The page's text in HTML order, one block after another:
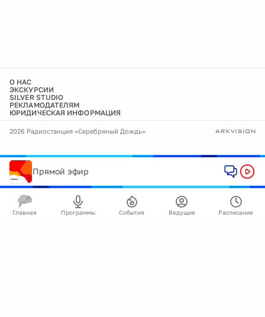
О НАС
ЭКСКУРСИИ
SILVER STUDIO
РЕКЛАМОДАТЕЛЯМ
ЮРИДИЧЕСКАЯ ИНФОРМАЦИЯ
2026 Радиостанция «Серебряный Дождь»
Прямой эфир
Главная Программы События Ведущие Расписание